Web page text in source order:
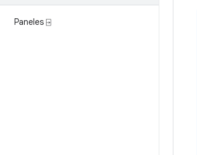
Paneles ⍈